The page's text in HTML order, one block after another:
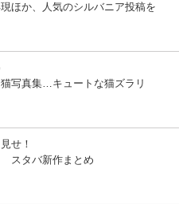
現ほか、人気のシルバニア投稿を
写真集…キュートな猫ズラリ
せ！
スタバ新作まとめ